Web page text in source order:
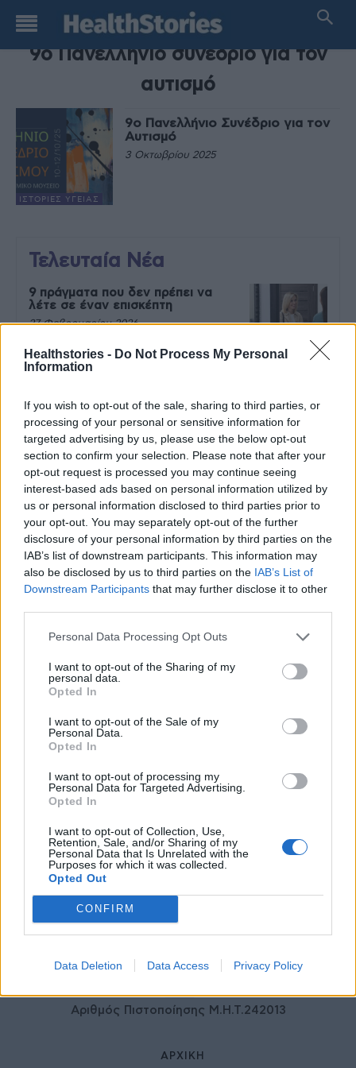
Healthstories - Do Not Process My Personal
Information
If you wish to opt-out of the sale, sharing to third parties, or
processing of your personal or sensitive information for
targeted advertising by us, please use the below opt-out
section to confirm your selection. Please note that after your
opt-out request is processed you may continue seeing
interest-based ads based on personal information utilized by
us or personal information disclosed to third parties prior to
your opt-out. You may separately opt-out of the further
disclosure of your personal information by third parties on the
IAB’s list of downstream participants. This information may
also be disclosed by us to third parties on the IAB’s List of
Downstream Participants that may further disclose it to other
Personal Data Processing Opt Outs
I want to opt-out of the Sharing of my
personal data.
Opted In
I want to opt-out of the Sale of my
Personal Data.
Opted In
I want to opt-out of processing my
Personal Data for Targeted Advertising.
Opted In
I want to opt-out of Collection, Use,
Retention, Sale, and/or Sharing of my
Personal Data that Is Unrelated with the
Purposes for which it was collected.
Opted Out
CONFIRM
Data Deletion Data Access Privacy Policy
TAG
9ο Πανελλήνιο συνέδριο για τον
αυτισμό
ΙΣΤΟΡΊΕΣ ΥΓΕΊΑΣ
9ο Πανελλήνιο Συνέδριο για τον
Αυτισμό
3 Οκτωβρίου 2025
Τελευταία Νέα
9 πράγματα που δεν πρέπει να
λέτε σε έναν επισκέπτη
27 Φεβρουαρίου 2026
γεννηθεί μέσω εξωσωματικής, με
την υποστήριξη της Be-Live
27 Φεβρουαρίου 2026
Μεταπροπονητική πείνα: Ο λόγος
που θέλεις να καταβροχθίσεις τα
πάντα μετά την άσκηση
27 Φεβρουαρίου 2026
Ωρίων – Σπάνια νοσήματα
συνδέονται με μνημεία που
πνεύμα της χώρας μας
Γεωργιάδης: Πολλαπλά οφέλη από
ιδιωτικού τομέα
27 Φεβρουαρίου 2026
© HealthStories - All rights reserved.
Αριθμός Πιστοποίησης Μ.Η.Τ.242013
ΑΡΧΙΚΉ